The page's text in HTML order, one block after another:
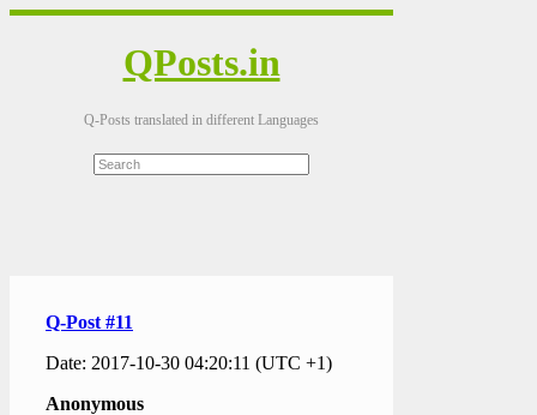
QPosts.in
Q-Posts translated in different Languages
Q-Post #11
Date: 2017-10-30 04:20:11 (UTC +1)
Anonymous